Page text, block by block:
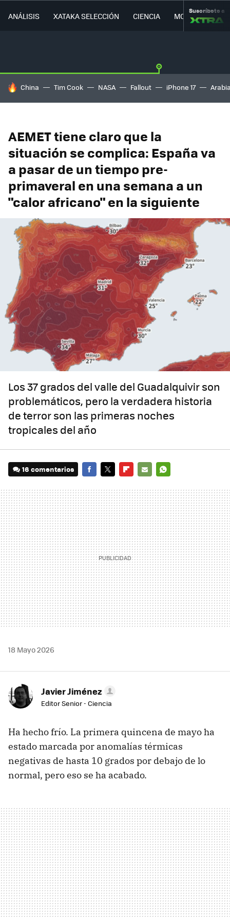
ANÁLISIS XATAKA SELECCIÓN CIENCIA MOVILIDAD
Suscríbete a
HOY SE HABLA DE
China Tim Cook NASA Fallout iPhone 17
AEMET tiene claro que la
situación se complica: España va
a pasar de un tiempo pre-
primaveral en una semana a un
"calor africano" en la siguiente
Los 37 grados del valle del Guadalquivir son
problemáticos, pero la verdadera historia
de terror son las primeras noches
tropicales del año
16 comentarios
MAIL
18 Mayo 2026
Javier Jiménez
Editor Senior - Ciencia
Ha hecho frío. La primera quincena de mayo ha
estado marcada por anomalías térmicas
negativas de hasta 10 grados por debajo de lo
normal, pero eso se ha acabado.